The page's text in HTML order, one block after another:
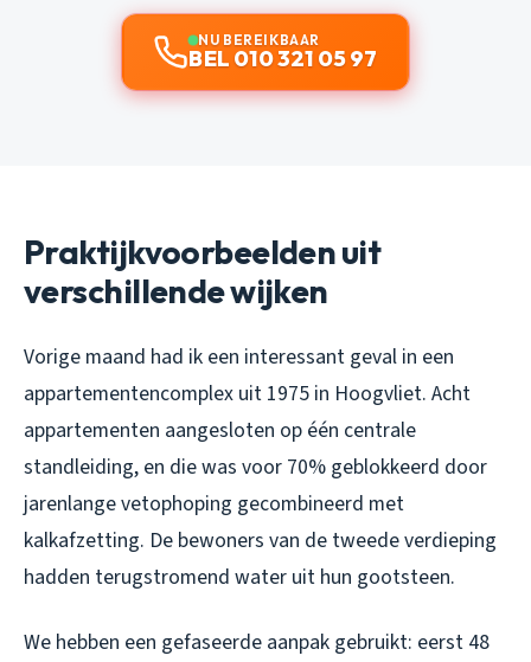
NU BEREIKBAAR
BEL 010 321 05 97
Praktijkvoorbeelden uit
verschillende wijken
Vorige maand had ik een interessant geval in een
appartementencomplex uit 1975 in Hoogvliet. Acht
appartementen aangesloten op één centrale
standleiding, en die was voor 70% geblokkeerd door
jarenlange vetophoping gecombineerd met
kalkafzetting. De bewoners van de tweede verdieping
hadden terugstromend water uit hun gootsteen.
We hebben een gefaseerde aanpak gebruikt: eerst 48